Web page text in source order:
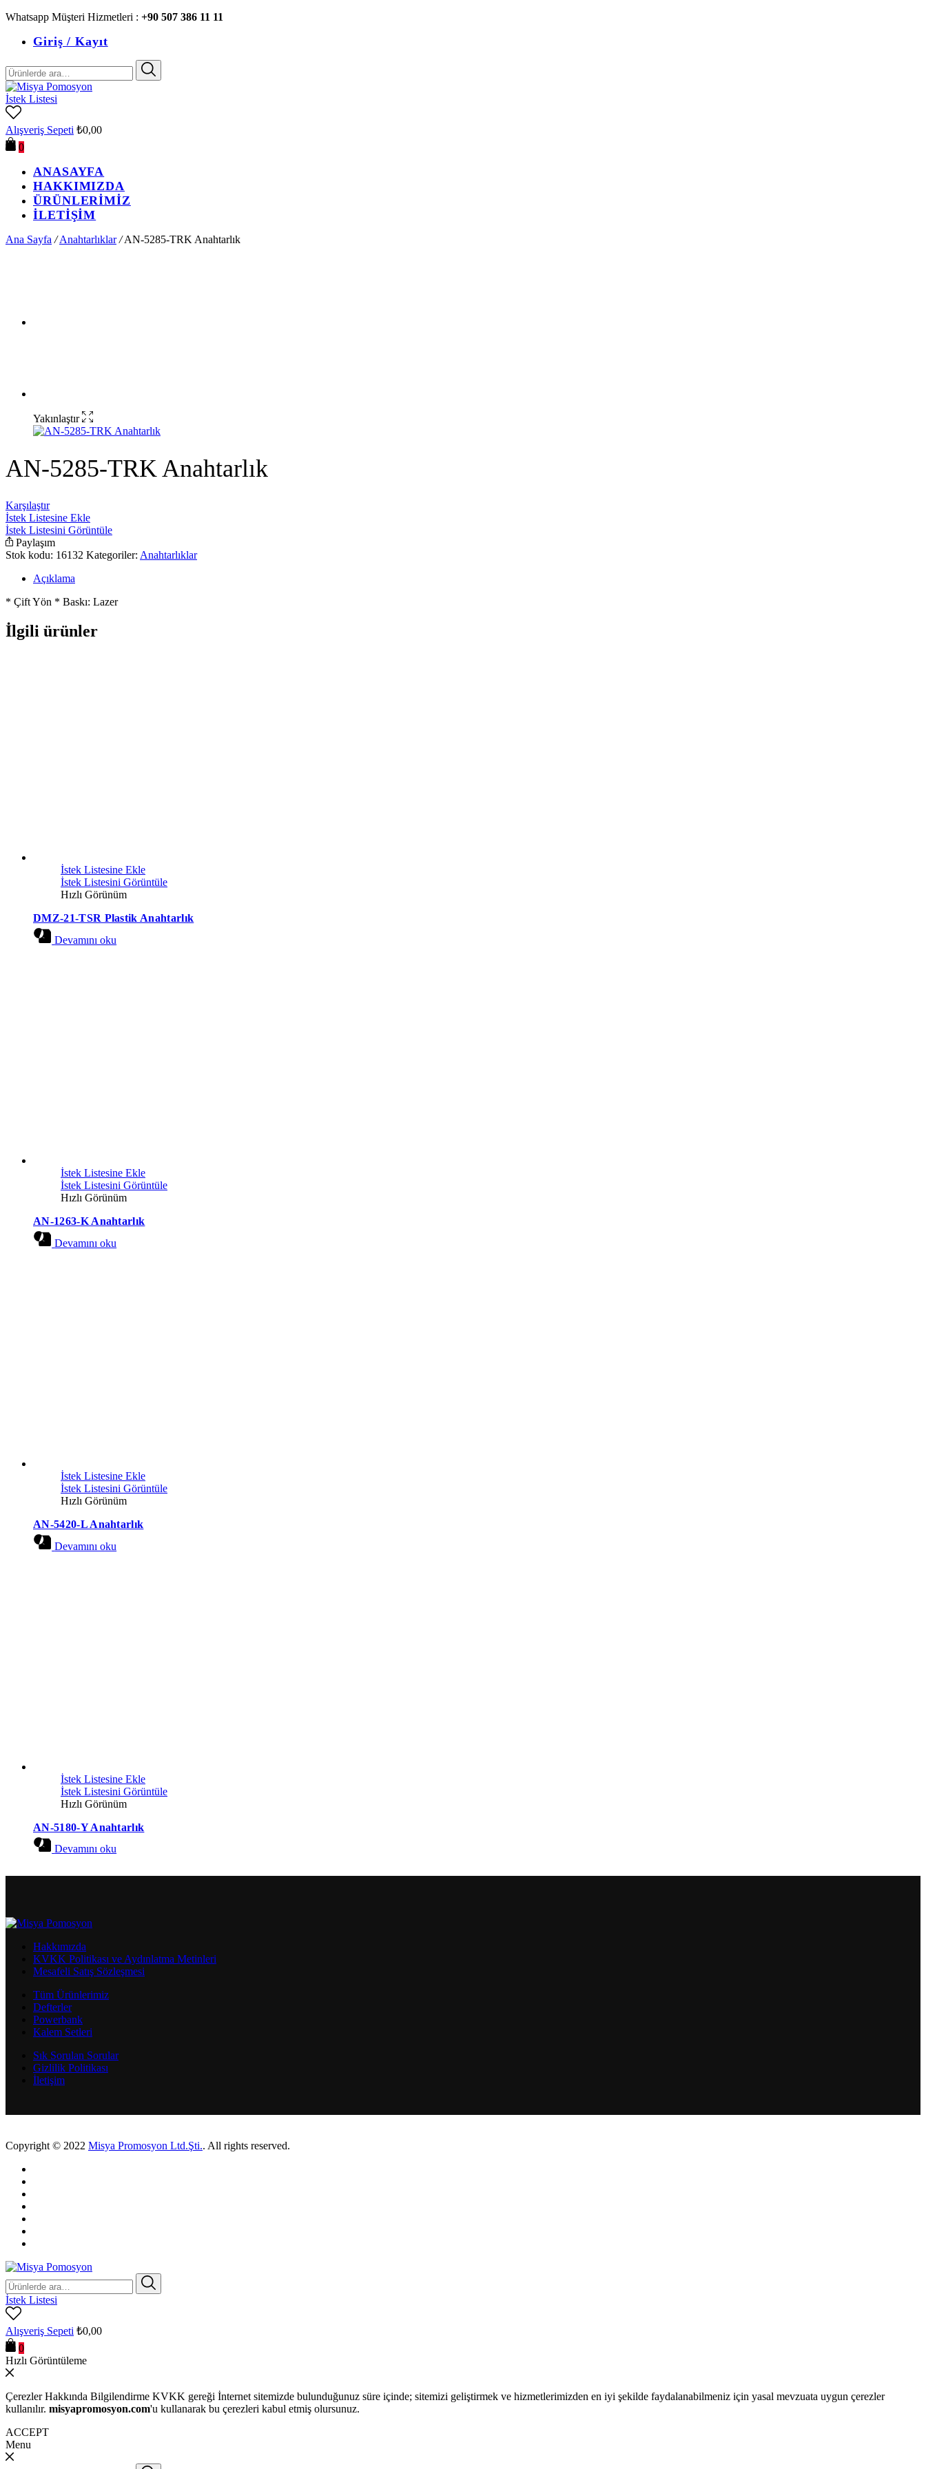
Whatsapp Müşteri Hizmetleri : +90 507 386 11 11
Giriş / Kayıt
Ara:
İstek Listesi
Alışveriş Sepeti ₺0,00
0
ANASAYFA
HAKKIMIZDA
ÜRÜNLERİMİZ
İLETİŞİM
Ana Sayfa / Anahtarlıklar /AN-5285-TRK Anahtarlık
Yakınlaştır
AN-5285-TRK Anahtarlık
Karşılaştır
İstek Listesine Ekle
İstek Listesini Görüntüle
Paylaşım
Stok kodu: 16132 Kategoriler: Anahtarlıklar
Açıklama
* Çift Yön * Baskı: Lazer
İlgili ürünler
İstek Listesine Ekle
İstek Listesini Görüntüle
Hızlı Görünüm
DMZ-21-TSR Plastik Anahtarlık
Devamını oku
İstek Listesine Ekle
İstek Listesini Görüntüle
Hızlı Görünüm
AN-1263-K Anahtarlık
Devamını oku
İstek Listesine Ekle
İstek Listesini Görüntüle
Hızlı Görünüm
AN-5420-L Anahtarlık
Devamını oku
İstek Listesine Ekle
İstek Listesini Görüntüle
Hızlı Görünüm
AN-5180-Y Anahtarlık
Devamını oku
Hakkımızda
KVKK Politikası ve Aydınlatma Metinleri
Mesafeli Satış Sözleşmesi
Tüm Ürünlerimiz
Defterler
Powerbank
Kalem Setleri
Sık Sorulan Sorular
Gizlilik Politikası
İletişim
Copyright © 2022 Misya Promosyon Ltd.Şti.. All rights reserved.
Ara:
İstek Listesi
Alışveriş Sepeti ₺0,00
0
Hızlı Görüntüleme
Çerezler Hakkında Bilgilendirme KVKK gereği İnternet sitemizde bulunduğunuz süre içinde; sitemizi geliştirmek ve hizmetlerimizden en iyi şekilde faydalanabilmeniz için yasal mevzuata uygun çerezler
kullanılır. misyapromosyon.com'u kullanarak bu çerezleri kabul etmiş olursunuz.
ACCEPT
Menu